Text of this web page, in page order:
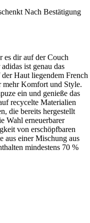
Nach Bestätigung
es dir auf der Couch
ist genau das
Haut liegendem French
mehr Komfort und Style.
ein und genieße das
recycelte Materialien
die bereits hergestellt
Wahl erneuerbarer
von erschöpfbaren
aus einer Mischung aus
mindestens 70 %